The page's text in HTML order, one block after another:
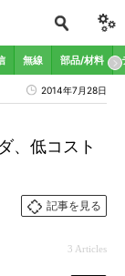
無線 部品/材料
2014年7月28日
、低コスト
記事を見る
3 Articles